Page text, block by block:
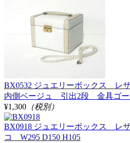
BX0532 ジュエリーボックス レ
内側ベージュ 引出2段 金具ゴー
¥1,300 （税別）
BX0918 ジュエリーボックス レ
コ W295 D150 H105